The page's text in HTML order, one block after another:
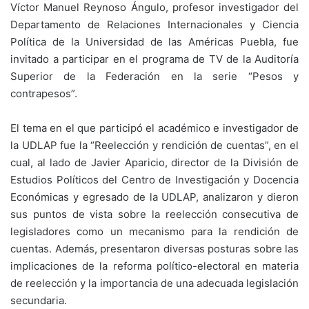
Víctor Manuel Reynoso Ángulo, profesor investigador del
Departamento de Relaciones Internacionales y Ciencia
Política de la Universidad de las Américas Puebla, fue
invitado a participar en el programa de TV de la Auditoría
Superior de la Federación en la serie “Pesos y
contrapesos”.
El tema en el que participó el académico e investigador de
la UDLAP fue la “Reelección y rendición de cuentas”, en el
cual, al lado de Javier Aparicio, director de la División de
Estudios Políticos del Centro de Investigación y Docencia
Económicas y egresado de la UDLAP, analizaron y dieron
sus puntos de vista sobre la reelección consecutiva de
legisladores como un mecanismo para la rendición de
cuentas. Además, presentaron diversas posturas sobre las
implicaciones de la reforma político-electoral en materia
de reelección y la importancia de una adecuada legislación
secundaria.